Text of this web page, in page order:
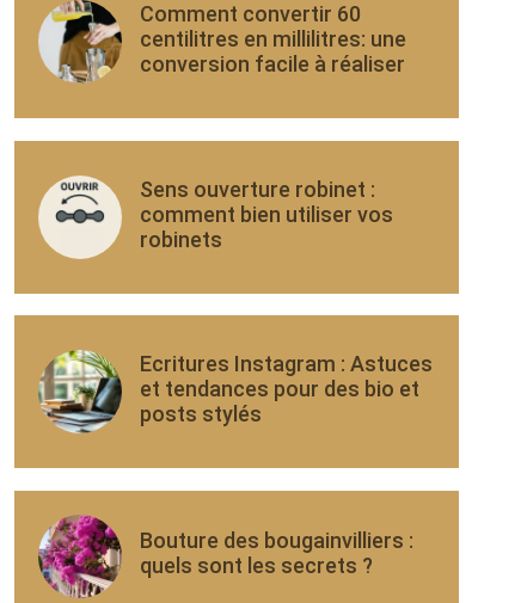
Comment convertir 60
centilitres en millilitres: une
conversion facile à réaliser
Sens ouverture robinet :
comment bien utiliser vos
robinets
Ecritures Instagram : Astuces
et tendances pour des bio et
posts stylés
Bouture des bougainvilliers :
quels sont les secrets ?